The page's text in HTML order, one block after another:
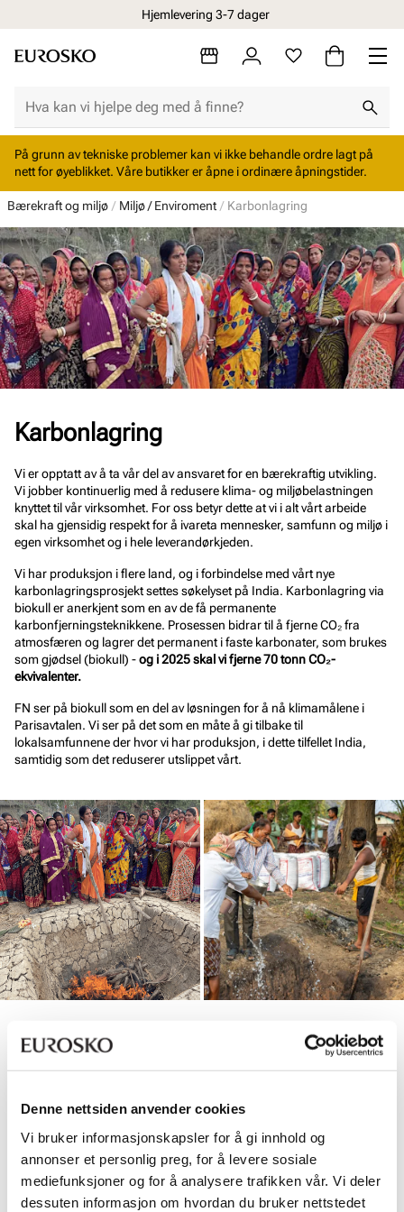
Denne nettsiden anvender cookies
Vi bruker informasjonskapsler for å gi innhold og
annonser et personlig preg, for å levere sosiale
mediefunksjoner og for å analysere trafikken vår. Vi deler
dessuten informasjon om hvordan du bruker nettstedet
Hjemlevering 3-7 dager
På grunn av tekniske problemer kan vi ikke behandle ordre lagt på
nett for øyeblikket. Våre butikker er åpne i ordinære åpningstider.
Bærekraft og miljø Miljø / Enviroment Karbonlagring
Karbonlagring
Vi er opptatt av å ta vår del av ansvaret for en bærekraftig utvikling.
Vi jobber kontinuerlig med å redusere klima- og miljøbelastningen
knyttet til vår virksomhet. For oss betyr dette at vi i alt vårt arbeide
skal ha gjensidig respekt for å ivareta mennesker, samfunn og miljø i
egen virksomhet og i hele leverandørkjeden.
Vi har produksjon i flere land, og i forbindelse med vårt nye
karbonlagringsprosjekt settes søkelyset på India. Karbonlagring via
biokull er anerkjent som en av de få permanente
karbonfjerningsteknikkene. Prosessen bidrar til å fjerne CO₂ fra
atmosfæren og lagrer det permanent i faste karbonater, som brukes
som gjødsel (biokull) -og i 2025 skal vi fjerne 70 tonn CO₂-
ekvivalenter.
FN ser på biokull som en del av løsningen for å nå klimamålene i
Parisavtalen. Vi ser på det som en måte å gi tilbake til
lokalsamfunnene der hvor vi har produksjon, i dette tilfellet India,
samtidig som det reduserer utslippet vårt.
Samtidig som vi fjerner karbon, gir vi også en ekstra og velkommen
inntekt til utvalgte bønder i India som lagrer karbon. Når biokull
tilføres jorden, fungerer det som et karbonlager, samtidig som det
redusere næringstap og fremme mikrobiell aktivitet.
Hva er biokull?